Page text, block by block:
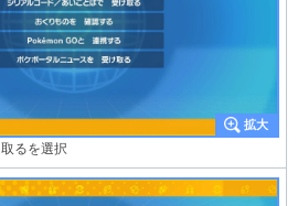
るを選択